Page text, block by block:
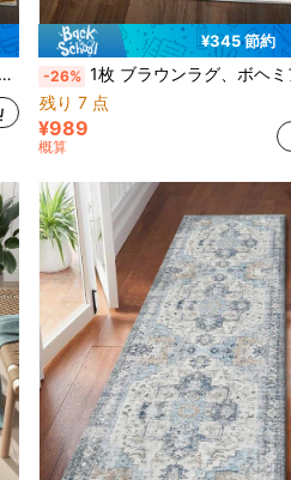
¥345 節約
-26% 1枚 ブラウンラグ、ボヘミアンスタイル、洗濯可能 滑り止め フェイクウール、1160g/㎡、リビング、寝室、キッチン、オフィス、玄関に適
残り 7 点
¥989
概算